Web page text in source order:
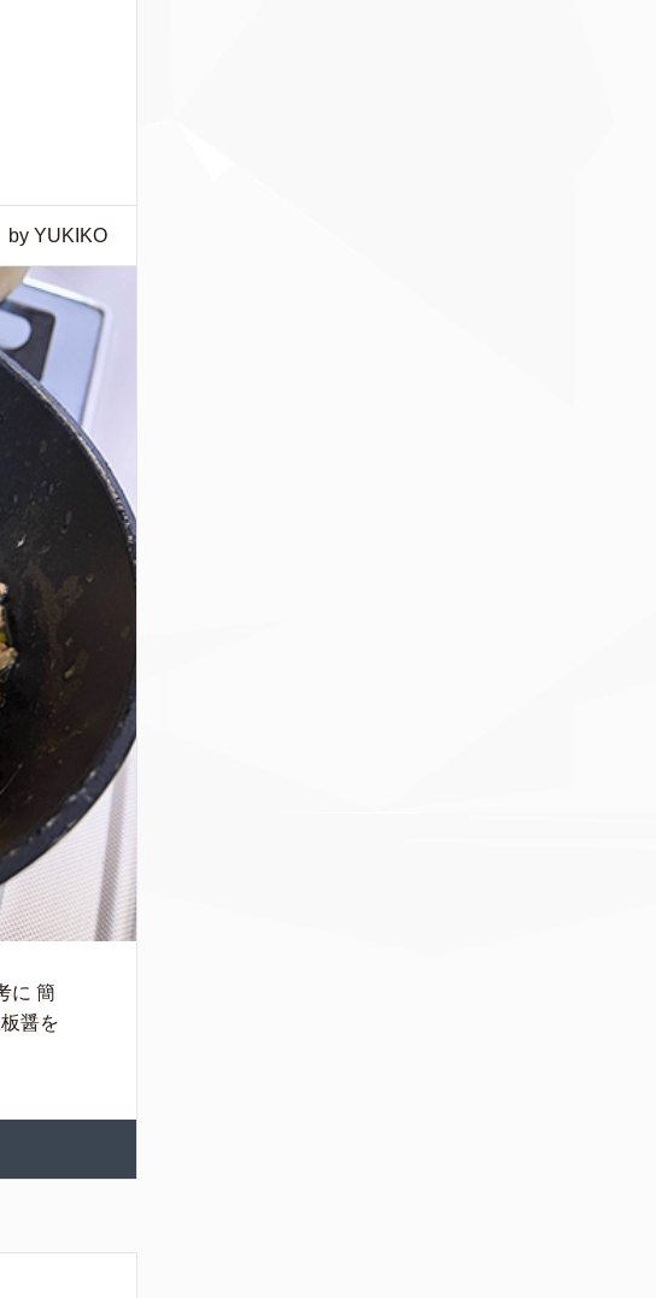
by YUKIKO
に 簡
醤を